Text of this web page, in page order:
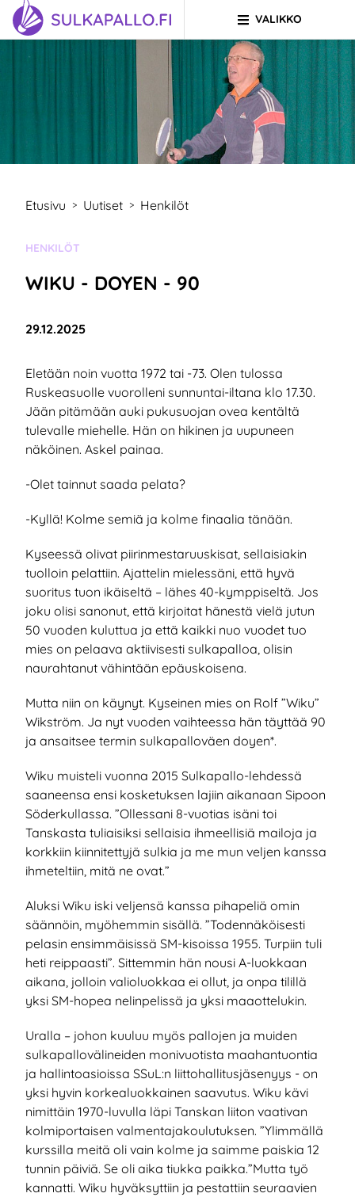
Siirry sivun sisältöön
SIIRRY ETUSIVULLE
VALIKKO
Etusivu > Uutiset > Henkilöt
KATEGORIA:
HENKILÖT
WIKU - DOYEN - 90
Julkaistu:
29.12.2025
Eletään noin vuotta 1972 tai -73. Olen tulossa
Ruskeasuolle vuorolleni sunnuntai-iltana klo 17.30.
Jään pitämään auki pukusuojan ovea kentältä
tulevalle miehelle. Hän on hikinen ja uupuneen
näköinen. Askel painaa.
-Olet tainnut saada pelata?
-Kyllä! Kolme semiä ja kolme finaalia tänään.
Kyseessä olivat piirinmestaruuskisat, sellaisiakin
tuolloin pelattiin. Ajattelin mielessäni, että hyvä
suoritus tuon ikäiseltä – lähes 40-kymppiseltä. Jos
joku olisi sanonut, että kirjoitat hänestä vielä jutun
50 vuoden kuluttua ja että kaikki nuo vuodet tuo
mies on pelaava aktiivisesti sulkapalloa, olisin
naurahtanut vähintään epäuskoisena.
Mutta niin on käynyt. Kyseinen mies on Rolf ”Wiku”
Wikström. Ja nyt vuoden vaihteessa hän täyttää 90
ja ansaitsee termin sulkapalloväen doyen*.
Wiku muisteli vuonna 2015 Sulkapallo-lehdessä
saaneensa ensi kosketuksen lajiin aikanaan Sipoon
Söderkullassa. ”Ollessani 8-vuotias isäni toi
Tanskasta tuliaisiksi sellaisia ihmeellisiä mailoja ja
korkkiin kiinnitettyjä sulkia ja me mun veljen kanssa
ihmeteltiin, mitä ne ovat.”
Aluksi Wiku iski veljensä kanssa pihapeliä omin
säännöin, myöhemmin sisällä. ”Todennäköisesti
pelasin ensimmäisissä SM-kisoissa 1955. Turpiin tuli
heti reippaasti”. Sittemmin hän nousi A-luokkaan
aikana, jolloin valioluokkaa ei ollut, ja onpa tilillä
yksi SM-hopea nelinpelissä ja yksi maaottelukin.
Uralla – johon kuuluu myös pallojen ja muiden
sulkapallovälineiden monivuotista maahantuontia
ja hallintoasioissa SSuL:n liittohallitusjäsenyys - on
yksi hyvin korkealuokkainen saavutus. Wiku kävi
nimittäin 1970-luvulla läpi Tanskan liiton vaativan
kolmiportaisen valmentajakoulutuksen. ”Ylimmällä
kurssilla meitä oli vain kolme ja saimme paiskia 12
tunnin päiviä. Se oli aika tiukka paikka.”Mutta työ
kannatti. Wiku hyväksyttiin ja pestattiin seuraavien